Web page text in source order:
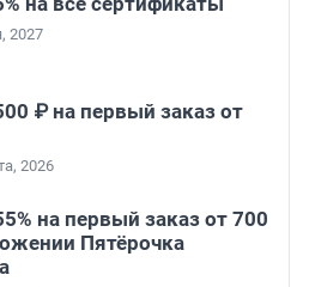
2027
₽ на первый заказ от
2026
на первый заказ от 700
Пятёрочка